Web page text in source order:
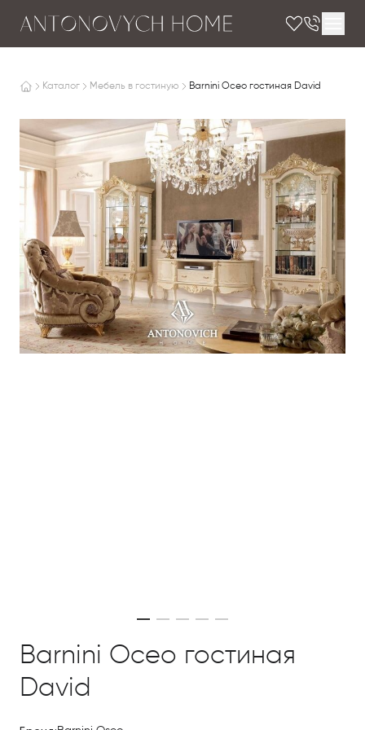
Каталог Мебель в гостиную Barnini Oceo гостиная David
Barnini Oceo гостиная
David